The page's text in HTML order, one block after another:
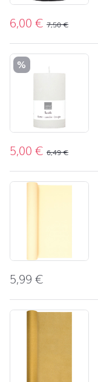
6,00€ 7,50€
%
5,00€ 6,49€
5,99€